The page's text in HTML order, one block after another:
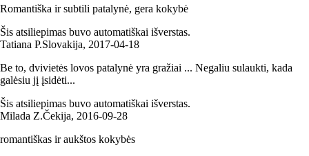
Romantiška ir subtili patalynė, gera kokybė
Šis atsiliepimas buvo automatiškai išverstas.
Tatiana P.Slovakija, 2017‑04‑18
Be to, dvivietės lovos patalynė yra gražiai ... Negaliu sulaukti, kada
galėsiu jį įsidėti...
Šis atsiliepimas buvo automatiškai išverstas.
Milada Z.Čekija, 2016‑09‑28
romantiškas ir aukštos kokybės